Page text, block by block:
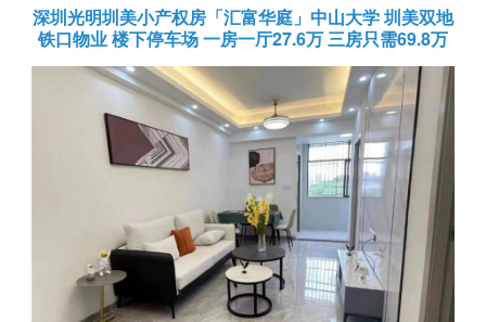
深圳光明圳美小产权房「汇富华庭」中山大学 圳美双地
铁口物业 楼下停车场 一房一厅27.6万 三房只需69.8万